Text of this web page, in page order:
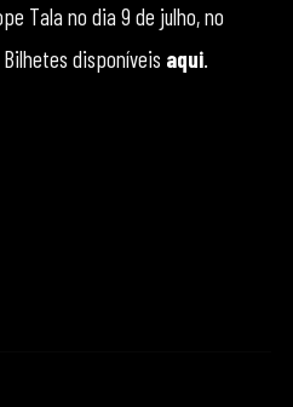
Tala no dia 9 de julho, no
Bilhetes disponíveis aqui.